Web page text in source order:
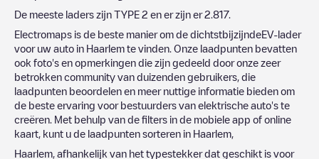
De meeste laders zijn TYPE 2 en er zijn er2.817.
Electromaps is de beste manier om de dichtstbijzijndeEV-lader
voor uw auto in Haarlem te vinden. Onze laadpunten bevatten
ook foto's en opmerkingen die zijn gedeeld door onze zeer
betrokken community van duizenden gebruikers, die
laadpunten beoordelen en meer nuttige informatie bieden om
de beste ervaring voor bestuurders van elektrische auto's te
creëren. Met behulp van de filters in de mobiele app of online
kaart, kunt u de laadpunten sorteren in Haarlem
Haarlem , afhankelijk van het typestekker dat geschikt is voor